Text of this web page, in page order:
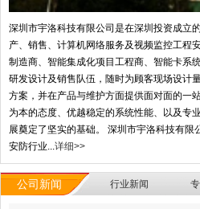
深圳市宇洛科技有限公司是在深圳投资成立
产、销售、计算机网络服务及视频监控工程
制造商、智能集成化项目工程商、智能卡系
研发设计及销售队伍，随时为顾客现场设计
方案，并在产品与维护方面提供面对面的一
为本的态度、优越稳定的系统性能、以及专
展奠定了坚实的基础。 深圳市宇洛科技有限
安防行业...详细>>
公司新闻 行业新闻